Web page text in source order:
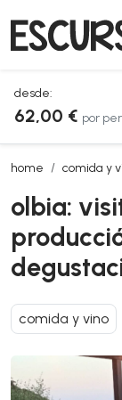
desde:
62,00 € por
home comida y
olbia: visita a un
olbia:
comida y vino